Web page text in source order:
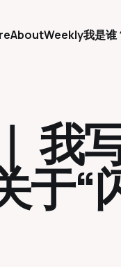
AboutWeekly我是谁
我
于“